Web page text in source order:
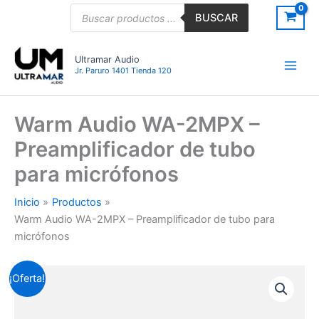
BUSCAR
Ultramar Audio
Jr. Paruro 1401 Tienda 120
Warm Audio WA-2MPX –
Preamplificador de tubo
para micrófonos
Inicio
Productos
Warm Audio WA-2MPX – Preamplificador de tubo para
micrófonos
¡Oferta!
Warm
Audio
WA-